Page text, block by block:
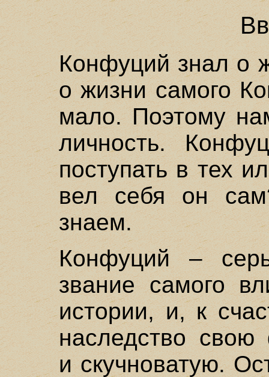
Конфуций знал о
о жизни самого
мало. Поэтому
личность.
поступать в тех
вел себя он
знаем.
Конфуций –
звание самого
истории, и, к
наследство
и скучноватую.